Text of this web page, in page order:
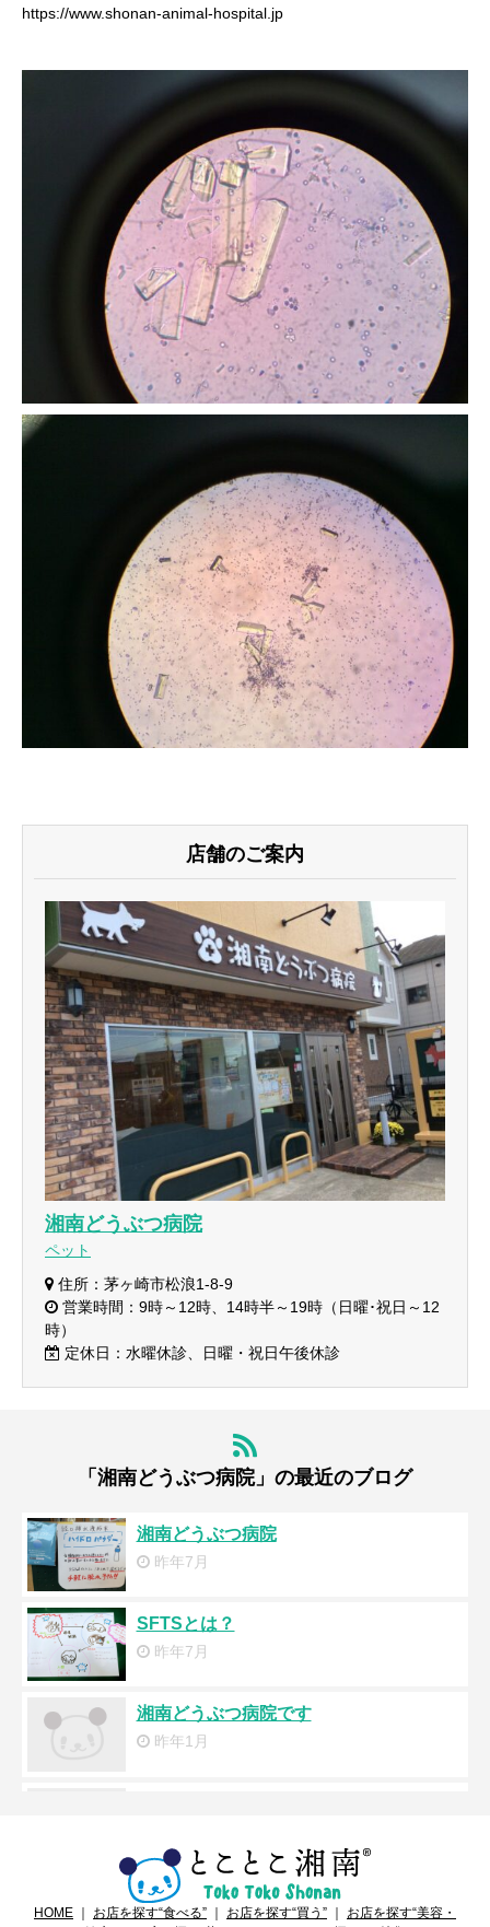
https://www.shonan-animal-hospital.jp
店舗のご案内
湘南どうぶつ病院
ペット
住所：茅ヶ崎市松浪1-8-9
営業時間：9時～12時、14時半～19時（日曜･祝日～12
時）
定休日：水曜休診、日曜・祝日午後休診
「湘南どうぶつ病院」の最近のブログ
湘南どうぶつ病院
昨年7月
SFTSとは？
昨年7月
湘南どうぶつ病院です
昨年1月
ペットの熱中症に注意
昨年6月
HOME ｜ お店を探す“食べる” ｜ お店を探す“買う” ｜ お店を探す“美容・